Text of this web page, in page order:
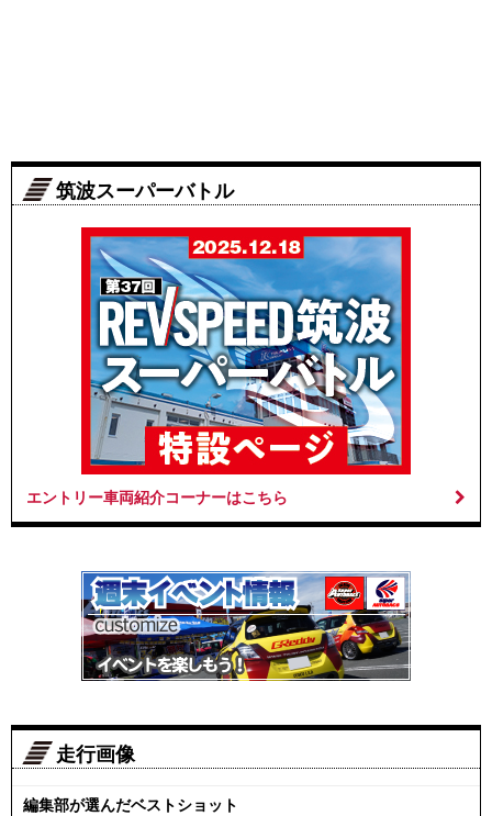
筑波スーパーバトル
エントリー車両紹介コーナーはこちら
走行画像
編集部が選んだベストショット